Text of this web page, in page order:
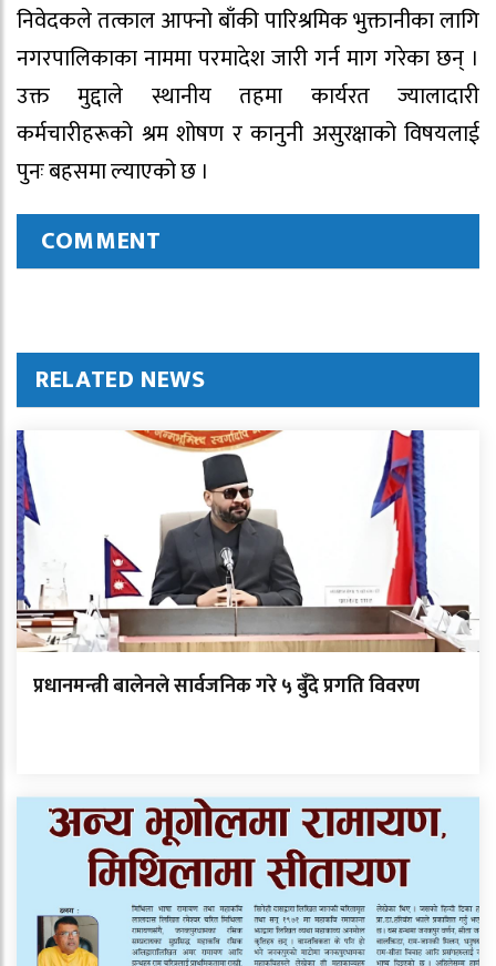
निवेदकले तत्काल आफ्नो बाँकी पारिश्रमिक भुक्तानीका लागि
नगरपालिकाका नाममा परमादेश जारी गर्न माग गरेका छन् ।
उक्त मुद्दाले स्थानीय तहमा कार्यरत ज्यालादारी
कर्मचारीहरूको श्रम शोषण र कानुनी असुरक्षाको विषयलाई
पुनः बहसमा ल्याएको छ ।
COMMENT
RELATED NEWS
प्रधानमन्त्री बालेनले सार्वजनिक गरे ५ बुँदे प्रगति विवरण